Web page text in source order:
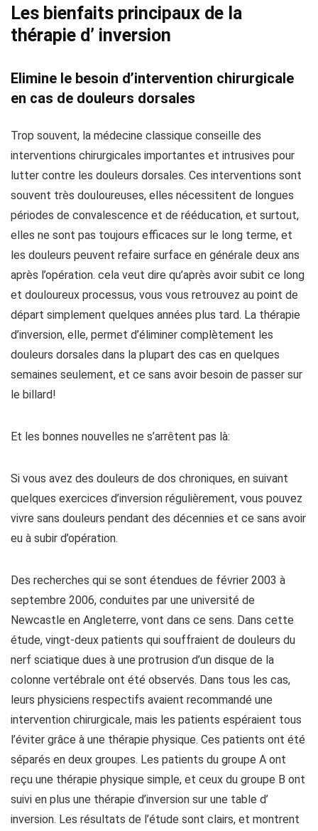
Les bienfaits principaux de la
thérapie d’ inversion
Elimine le besoin d’intervention chirurgicale
en cas de douleurs dorsales
Trop souvent, la médecine classique conseille des
interventions chirurgicales importantes et intrusives pour
lutter contre les douleurs dorsales. Ces interventions sont
souvent très douloureuses, elles nécessitent de longues
périodes de convalescence et de rééducation, et surtout,
elles ne sont pas toujours efficaces sur le long terme, et
les douleurs peuvent refaire surface en générale deux ans
après l’opération. cela veut dire qu’après avoir subit ce long
et douloureux processus, vous vous retrouvez au point de
départ simplement quelques années plus tard. La thérapie
d’inversion, elle, permet d’éliminer complètement les
douleurs dorsales dans la plupart des cas en quelques
semaines seulement, et ce sans avoir besoin de passer sur
le billard!
Et les bonnes nouvelles ne s’arrêtent pas là:
Si vous avez des douleurs de dos chroniques, en suivant
quelques exercices d’inversion régulièrement, vous pouvez
vivre sans douleurs pendant des décennies et ce sans avoir
eu à subir d’opération.
Des recherches qui se sont étendues de février 2003 à
septembre 2006, conduites par une université de
Newcastle en Angleterre, vont dans ce sens. Dans cette
étude, vingt-deux patients qui souffraient de douleurs du
nerf sciatique dues à une protrusion d’un disque de la
colonne vertébrale ont été observés. Dans tous les cas,
leurs physiciens respectifs avaient recommandé une
intervention chirurgicale, mais les patients espéraient tous
l’éviter grâce à une thérapie physique. Ces patients ont été
séparés en deux groupes. Les patients du groupe A ont
reçu une thérapie physique simple, et ceux du groupe B ont
suivi en plus une thérapie d’inversion sur une table d’
inversion. Les résultats de l’étude sont clairs, et montrent